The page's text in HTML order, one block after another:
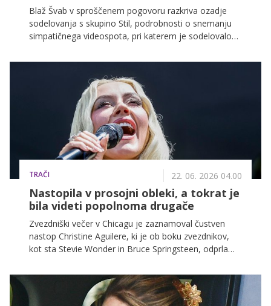
Blaž Švab v sproščenem pogovoru razkriva ozadje
sodelovanja s skupino Stil, podrobnosti o snemanju
simpatičnega videospota, pri katerem je sodelovalo
ki bo zagotovo osvojila tudi vas.
TRAČI 22. 06. 2026 04.00
Nastopila v prosojni obleki, a tokrat je
bila videti popolnoma drugače
Zvezdniški večer v Chicagu je zaznamoval čustven
nastop Christine Aguilere, ki je ob boku zvezdnikov,
kot sta Stevie Wonder in Bruce Springsteen, odprla
obleko in spremenjenim videzom.